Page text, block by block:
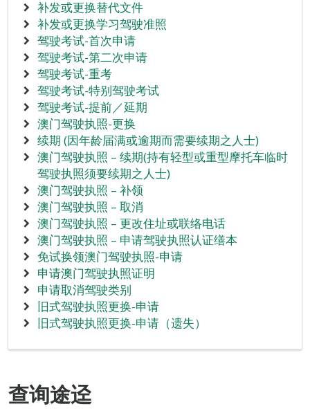
补发或更换替代文件
补发或更换学习驾驶准照
驾驶考试-首次申请
驾驶考试-第二次申请
驾驶考试-重考
驾驶考试-特别驾驶考试
驾驶考试-提前／延期
澳门驾驶执照-更换
续期 (因年龄届满或逾期而需要续期之人士)
澳门驾驶执照 – 续期(持有轻型或重型摩托车临时
驾驶执照须要续期之人士)
澳门驾驶执照 – 补领
澳门驾驶执照 – 取消
澳门驾驶执照 – 更改住址或联络电话
澳门驾驶执照 – 申请驾驶执照认证缮本
免试换领澳门驾驶执照-申请
申请澳门驾驶执照证明
申请取消驾驶类别
旧式驾驶执照更换-申请
旧式驾驶执照更换-申请（遗失）
查询途迳